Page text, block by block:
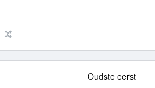
Oudste eerst